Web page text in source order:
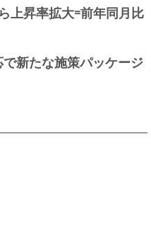
上昇率拡大=前年同月比
新たな施策パッケージ